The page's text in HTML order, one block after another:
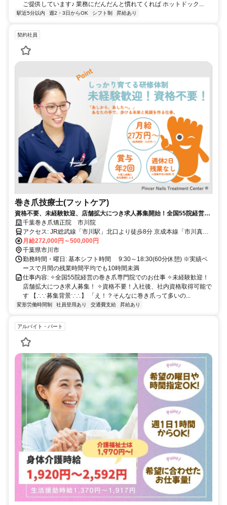
ご提供しています♪ 業務にだんだんと慣れてくれば ホットドック...
駅近5分以内 週2・3日からOK シフト制 昇給あり
契約社員
巻き爪技療士(フットケア)
資格不要、未経験歓迎、店舗拡大につき求人募集開始！全国55院経営の
巻き爪専門院で働きませんか？
千葉巻き爪矯正院 市川院
アクセス: JR総武線「市川駅」北口より徒歩8分 京成本線「市川真間
駅」北口より徒歩6分
月給272,000円～500,000円
千葉県市川市
勤務時間・曜日: 基本シフト時間 9:30～18:30(60分休憩) ※実績ベ
ースで月間の残業時間平均でも10時間未満
仕事内容: ✧全国55院経営の巻き爪専門院でのお仕事 ✧未経験歓迎！
店舗拡大につき求人募集！ ✧資格不要！入社後、社内資格取得可能で
す 【∴∵募集背景∵∴】 「え！？そんなに巻き爪って多いの...
変形労働時間制 社員登用あり 交通費支給 昇給あり
アルバイト・パート